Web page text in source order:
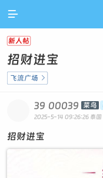

新人帖
招财进宝
飞流广场 
39 00039 菜鸟
2025-5-14 09:26:26 泰国
招财进宝